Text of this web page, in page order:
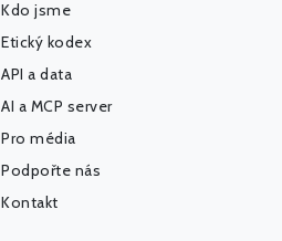
Kdo jsme
Etický kodex
API a data
AI a MCP server
Pro média
Podpořte nás
Kontakt